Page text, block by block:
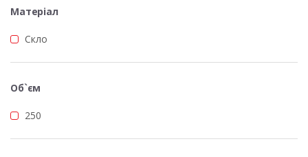
Матеріал
Скло
Об`єм
250